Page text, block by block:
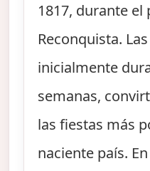
1817, durante el
Reconquista.
inicialmente
semanas,
las fiestas más
naciente país.